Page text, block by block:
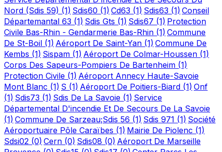
Nord (Sdis 59) (1) Sdis60 (1) Cd63 (1) Sdis63 (1) Conseil
Départemantal 63 (1) Sdis Gts (1) Sdis67 (1) Protection
Civile Bas-Rhin - Gendarmerie Bas-Rhin (1) Commune
De St-Boil (1) Aéroport De Saint-Yan (1) Commune De
Kembs (1) Sispam (1) Aéroport De Colmar-Houssen (1)
Corps Des Sapeurs-Pompiers De Bartenheim (1)
Protection Civile (1) Aéroport Annecy Haute-Savoie
Mont Blanc (1) S (1) Aéroport De Poitiers-Biard (1) Onf
(1) Sdis73 (1) Sdis De La Savoie (1) Service
Départemental D'incendie Et De Secours De La Savoie
(1) Commune De Sarzeau;Sdis 56 (1) Sdis 971 (1) Société
Aéroportuaire Pôle Caraïbes (1) Mairie De Piolenc (1)
Sdsi02 (0) Cern (0) Sdis08 (0) Aéroport De Marseille